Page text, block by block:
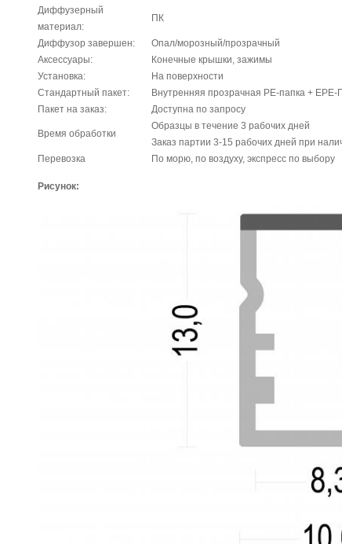
Диффузерный
материал:
ПК
Диффузор завершен:
Опал/морозный/прозрачный
Аксессуары:
Конечные крышки, зажимы
Установка:
На поверхности
Стандартный пакет:
Внутренняя прозрачная PE-папка +
Пакет на заказ:
Доступна по запросу
Время обработки
Образцы в течение 3 рабочих дней
Заказ партии 3-15 рабочих дней при
Перевозка
По морю, по воздуху, экспресс по выбору
Рисунок: